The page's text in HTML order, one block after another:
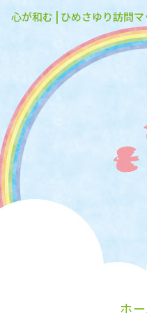
心が和む | ひめさゆり訪問
ホ